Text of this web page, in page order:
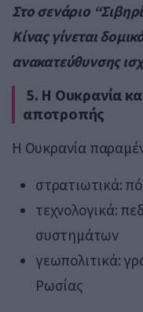
Στο σενάριο
Κίνας γίνεται
ανακατεύθυνσης
5. Η Ουκρανία
αποτροπής
Η Ουκρανία
στρατιωτικά:
τεχνολογικά:
συστημάτων
γεωπολιτικά:
Ρωσίας